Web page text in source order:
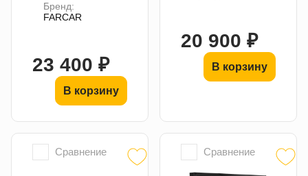
Бренд:
FARCAR
23 400 ₽
В корзину
20 900 ₽
В корзину
Сравнение Сравнение